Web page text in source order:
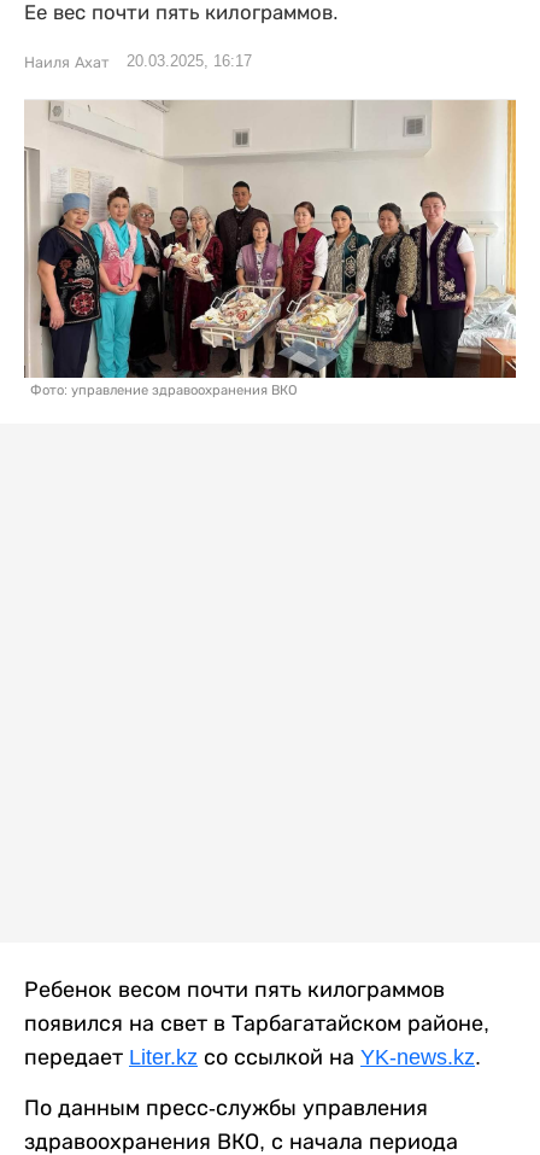
Ее вес почти пять килограммов.
Наиля Ахат 20.03.2025, 16:17
Фото: управление здравоохранения ВКО
Ребенок весом почти пять килограммов
появился на свет в Тарбагатайском районе,
передает Liter.kz со ссылкой на YK-news.kz.
По данным пресс-службы управления
здравоохранения ВКО, с начала периода